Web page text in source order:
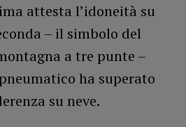
attesta l’idoneità su
– il simbolo del
a tre punte –
ha superato
su neve.